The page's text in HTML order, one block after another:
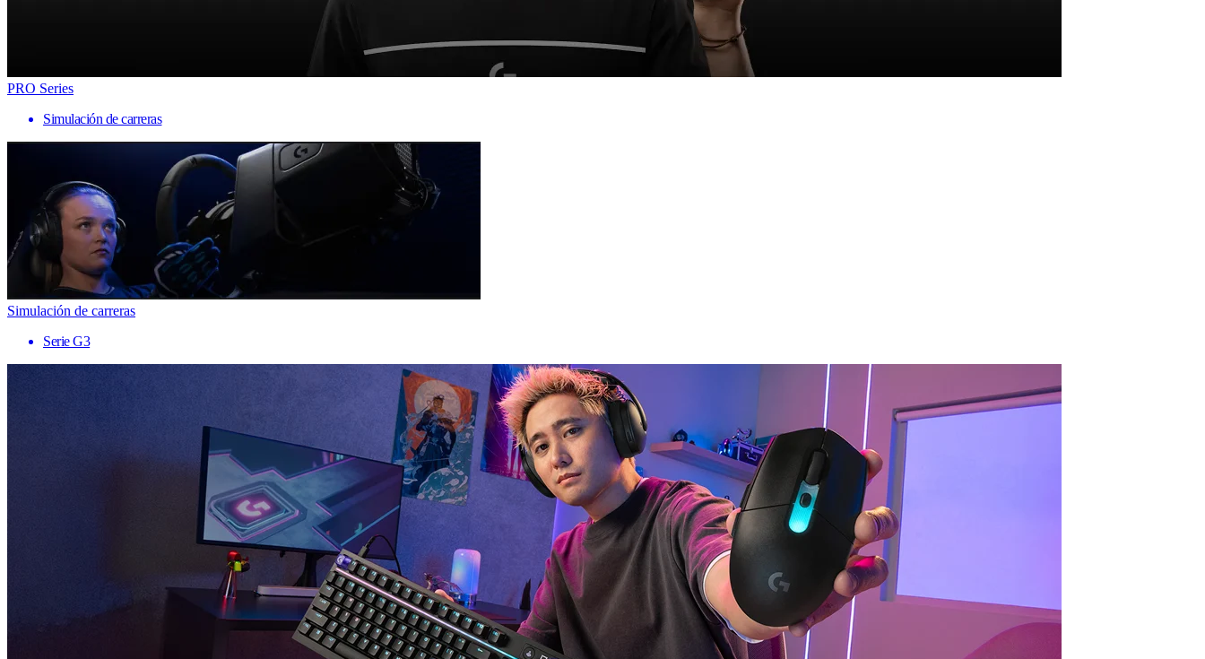
PRO Series
Simulación de carreras
Simulación de carreras
Serie G3